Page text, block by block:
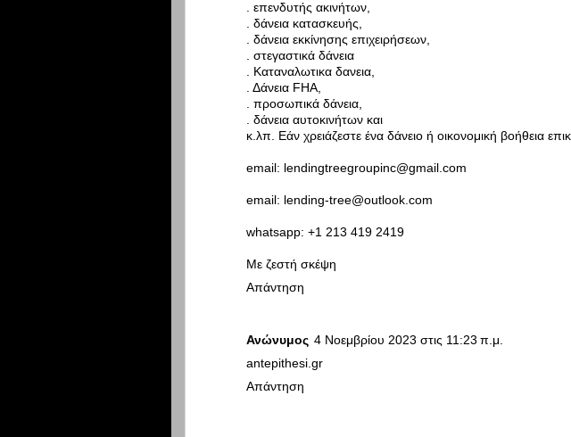
. επενδυτής ακινήτων,
. δάνεια κατασκευής,
. δάνεια εκκίνησης επιχειρήσεων,
. στεγαστικά δάνεια
. Καταναλωτικα δανεια,
. Δάνεια FHA,
. προσωπικά δάνεια,
. δάνεια αυτοκινήτων και
κ.λπ. Εάν χρειάζεστε ένα δάνειο ή οικονομική βοήθεια
email: lendingtreegroupinc@gmail.com
email: lending-tree@outlook.com
whatsapp: +1 213 419 2419
Με ζεστή σκέψη
Απάντηση
Ανώνυμος 4 Νοεμβρίου 2023 στις 11:23 π.μ.
antepithesi.gr
Απάντηση